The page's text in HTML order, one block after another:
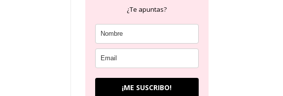
¿Te apuntas?
¡ME SUSCRIBO!